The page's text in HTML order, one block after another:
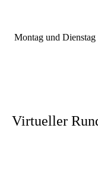
Montag und Dienstag
Virtueller